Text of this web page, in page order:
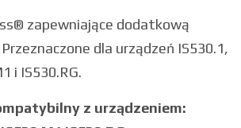
zapewniające dodatkową
dla urządzeń IS530.1,
i IS530.RG.
z urządzeniem: